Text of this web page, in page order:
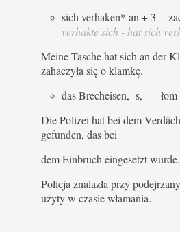
sich verhaken* an + 3 –
verhakte sich - hat sich
Meine Tasche hat sich an der
zahaczyła się o klamkę.
das Brecheisen, -s, - – łom
Die Polizei hat bei dem
gefunden, das bei
dem Einbruch eingesetzt wurde.
Policja znalazła przy
użyty w czasie włamania.